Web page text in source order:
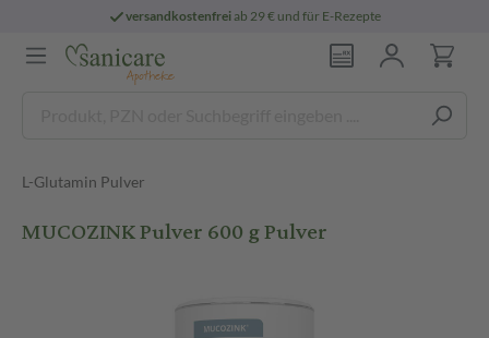
versandkostenfreiab 29 € und für E-Rezepte
L-Glutamin Pulver
MUCOZINK Pulver 600 g Pulver